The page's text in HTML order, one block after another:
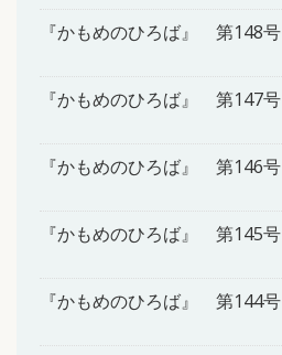
『かもめのひろば』 第148号
『かもめのひろば』 第147号
『かもめのひろば』 第146号
『かもめのひろば』 第145号
『かもめのひろば』 第144号